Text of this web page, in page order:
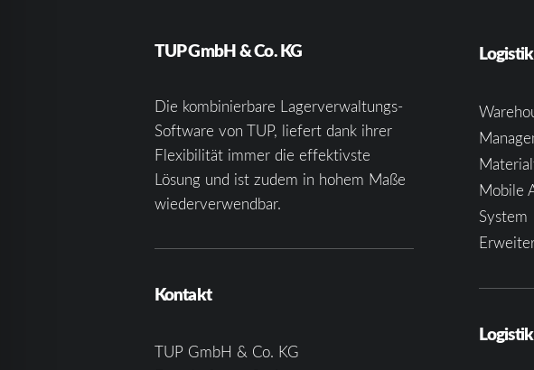
TUP GmbH & Co. KG
Die kombinierbare Lagerverwaltungs-
Software von TUP, liefert dank ihrer
Flexibilität immer die effektivste
Lösung und ist zudem in hohem Maße
wiederverwendbar.
Kontakt
TUP GmbH & Co. KG
Mobile
System